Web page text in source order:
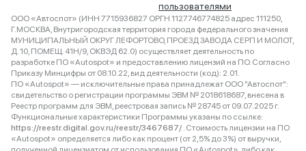
пользователями
ООО «Автоспот» (ИНН 7715936827 ОРГН 1127746774825 адрес 111250,
Г.МОСКВА, Внутригородская территория города федерального значения
МУНИЦИПАЛЬНЫЙ ОКРУГ ЛЕФОРТОВО, ПРОЕЗД ЗАВОДА СЕРП И МОЛОТ,
Д. 10, ПОМЕЩ. 41Н/9, ОКВЭД 62.0) осуществляет деятельность по
разработке ПО «Autospot» и предоставлению лицензий на ПО. Согласно
Приказу Минцифры от 08.10.22, вид деятельности (код): 2.01.
ПО «Autospot» — исключительные права принадлежат ООО "Автоспот":
свидетельство о регистрации программы ЭВМ № 2018618687, внесена в
Реестр программ для ЭВМ, реестровая запись № 28745 от 09.07.2025 г.
Функциональные характеристики Программы указаны по ссылке:
https://reestr.digital.gov.ru/reestr/3467687/ . Стоимость лицензии на ПО
«Autospot» определяется либо как процент (от 2,5% до 3%) от выручки,